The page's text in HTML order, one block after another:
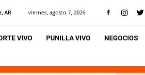
AR viernes, agosto 7, 2026
VIVO PUNILLA VIVO NEGOCIOS